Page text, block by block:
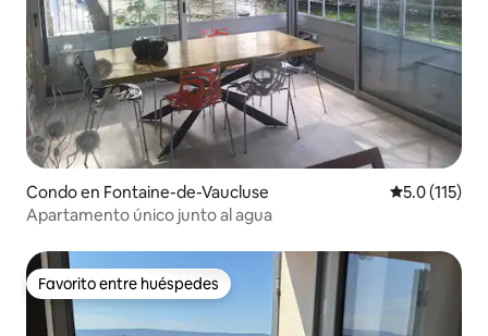
Condo en Fontaine-de-Vaucluse Calificación
5.0 (115)
Apartamento único junto al agua
Favorito entre huéspedes
Favorito entre huéspedes